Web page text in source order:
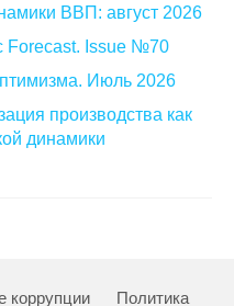
ВВП: август 2026
Forecast. Issue №70
Июль 2026
производства как
динамики
коррупции Политика